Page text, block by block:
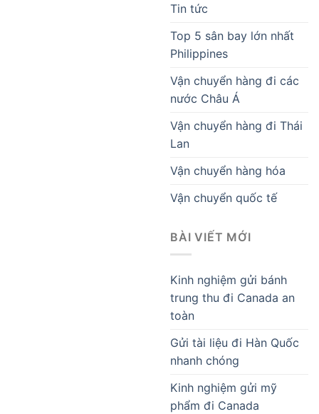
Tin tức
Top 5 sân bay lớn nhất
Philippines
Vận chuyển hàng đi các
nước Châu Á
Vận chuyển hàng đi Thái
Lan
Vận chuyển hàng hóa
Vận chuyển quốc tế
BÀI VIẾT MỚI
Kinh nghiệm gửi bánh
trung thu đi Canada an
toàn
Gửi tài liệu đi Hàn Quốc
nhanh chóng
Kinh nghiệm gửi mỹ
phẩm đi Canada